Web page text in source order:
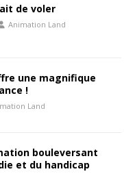
de voler
Animation Land
une magnifique
!
Land
bouleversant
et du handicap